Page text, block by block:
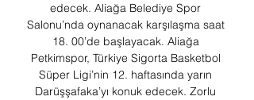
edecek. Aliağa Belediye Spor
Salonu’nda oynanacak karşılaşma saat
18. 00’de başlayacak. Aliağa
Petkimspor, Türkiye Sigorta Basketbol
Süper Ligi’nin 12. haftasında yarın
Darüşşafaka’yı konuk edecek. Zorlu